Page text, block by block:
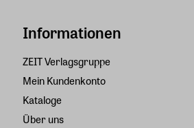
Informationen
ZEIT Verlagsgruppe
Mein Kundenkonto
Kataloge
Über uns